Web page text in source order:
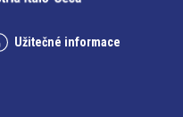
Užitečné informace